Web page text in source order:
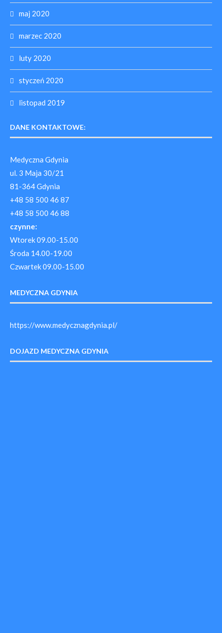
maj 2020
marzec 2020
luty 2020
styczeń 2020
listopad 2019
DANE KONTAKTOWE:
Medyczna Gdynia
ul. 3 Maja 30/21
81-364 Gdynia
+48 58 500 46 87
+48 58 500 46 88
czynne:
Wtorek 09.00-15.00
Środa 14.00-19.00
Czwartek 09.00-15.00
MEDYCZNA GDYNIA
https://www.medycznagdynia.pl/
DOJAZD MEDYCZNA GDYNIA